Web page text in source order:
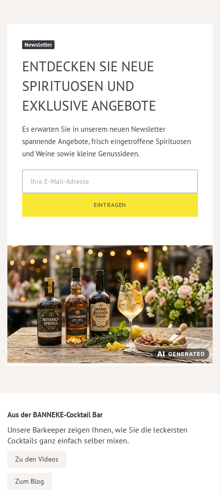
Newsletter
ENTDECKEN SIE NEUE
SPIRITUOSEN UND
EXKLUSIVE ANGEBOTE
Es erwarten Sie in unserem neuen Newsletter
spannende Angebote, frisch eingetroffene Spirituosen
und Weine sowie kleine Genussideen.
EINTRAGEN
Aus der BANNEKE-Cocktail Bar
Unsere Barkeeper zeigen Ihnen, wie Sie die leckersten
Cocktails ganz einfach selber mixen.
Zu den Videos
Zum Blog